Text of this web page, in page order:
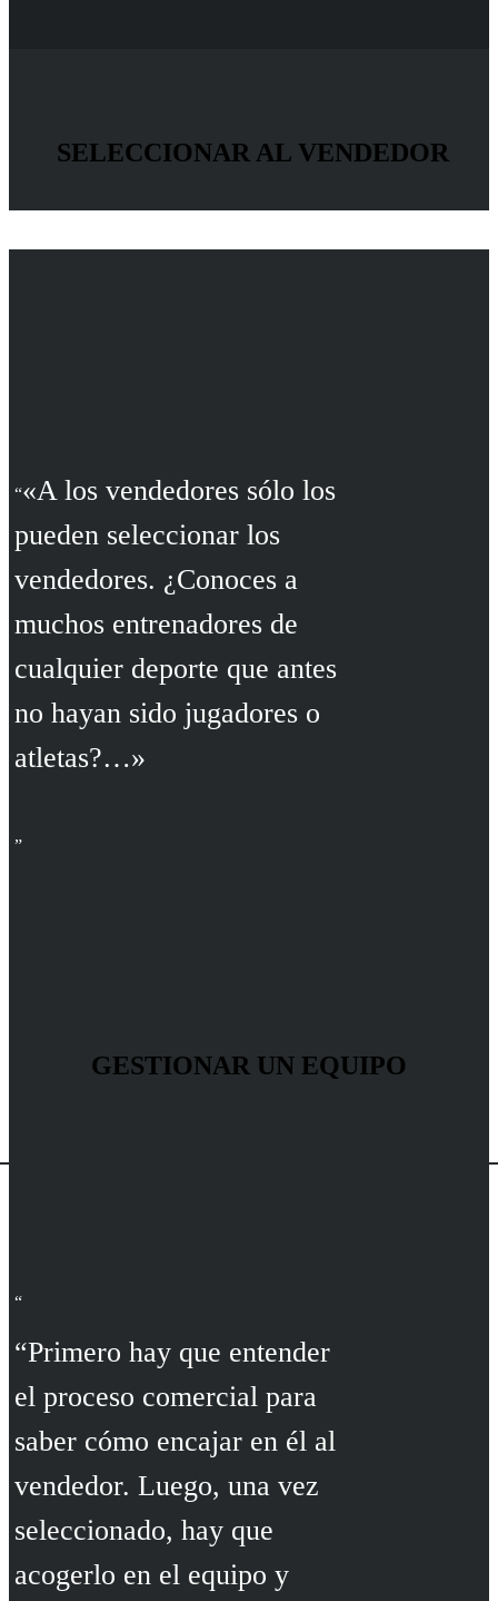
SELECCIONAR AL VENDEDOR
«A los vendedores sólo los
pueden seleccionar los
vendedores. ¿Conoces a
muchos entrenadores de
cualquier deporte que antes
no hayan sido jugadores o
atletas?…»
GESTIONAR UN EQUIPO
“Primero hay que entender
el proceso comercial para
saber cómo encajar en él al
vendedor. Luego, una vez
seleccionado, hay que
acogerlo en el equipo y